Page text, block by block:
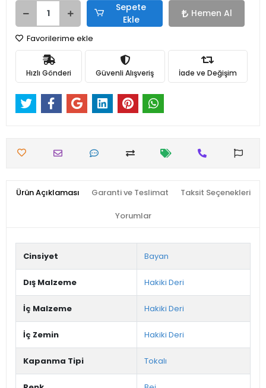
Sepete
Ekle
Hemen Al
Favorilerime ekle
Hızlı Gönderi Güvenli Alışveriş İade ve Değişim
Ürün Açıklaması Garanti ve Teslimat Taksit Seçenekleri
Yorumlar
Cinsiyet Bayan
Dış Malzeme Hakiki Deri
İç Malzeme Hakiki Deri
İç Zemin Hakiki Deri
Kapanma Tipi Tokalı